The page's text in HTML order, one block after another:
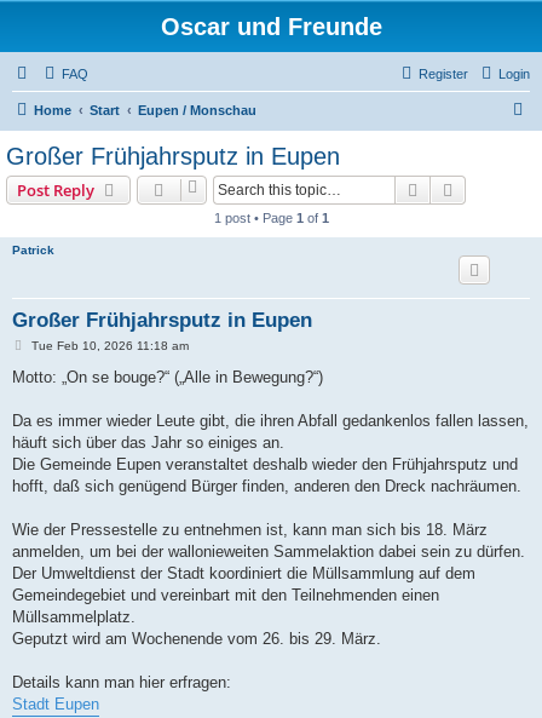
Oscar und Freunde
FAQ Login
Register
Home Start Eupen / Monschau
Großer Frühjahrsputz in Eupen
Post Reply Search
1 post • Page 1 of 1
Patrick
Großer Frühjahrsputz in Eupen
P
s
Tue Feb 10, 2026 11:18 am
Motto: „On se bouge?“ („Alle in Bewegung?“)
Da es immer wieder Leute gibt, die ihren Abfall gedankenlos fallen lassen,
häuft sich über das Jahr so einiges an.
Die Gemeinde Eupen veranstaltet deshalb wieder den Frühjahrsputz und
hofft, daß sich genügend Bürger finden, anderen den Dreck nachräumen.
Wie der Pressestelle zu entnehmen ist, kann man sich bis 18. März
anmelden, um bei der wallonieweiten Sammelaktion dabei sein zu dürfen.
Der Umweltdienst der Stadt koordiniert die Müllsammlung auf dem
Gemeindegebiet und vereinbart mit den Teilnehmenden einen
Müllsammelplatz.
Geputzt wird am Wochenende vom 26. bis 29. März.
Details kann man hier erfragen:
Stadt Eupen